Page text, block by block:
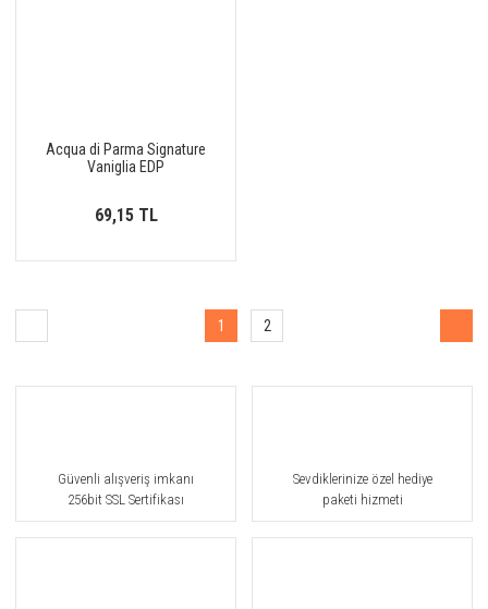
Acqua di Parma Signature
Vaniglia EDP
69,15 TL
1 2
Güvenli alışveriş imkanı
256bit SSL Sertifikası
Sevdiklerinize özel hediye
paketi hizmeti